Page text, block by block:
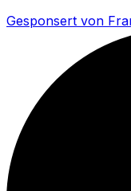
Gesponsert von